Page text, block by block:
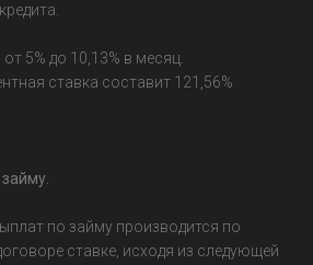
5% до 10,13% в месяц.
ставка составит 121,56%
по займу производится по
ставке, исходя из следующей